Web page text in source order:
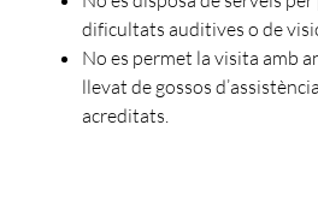
dificultats auditives o de
No es permet la visita amb
llevat de gossos
acreditats.